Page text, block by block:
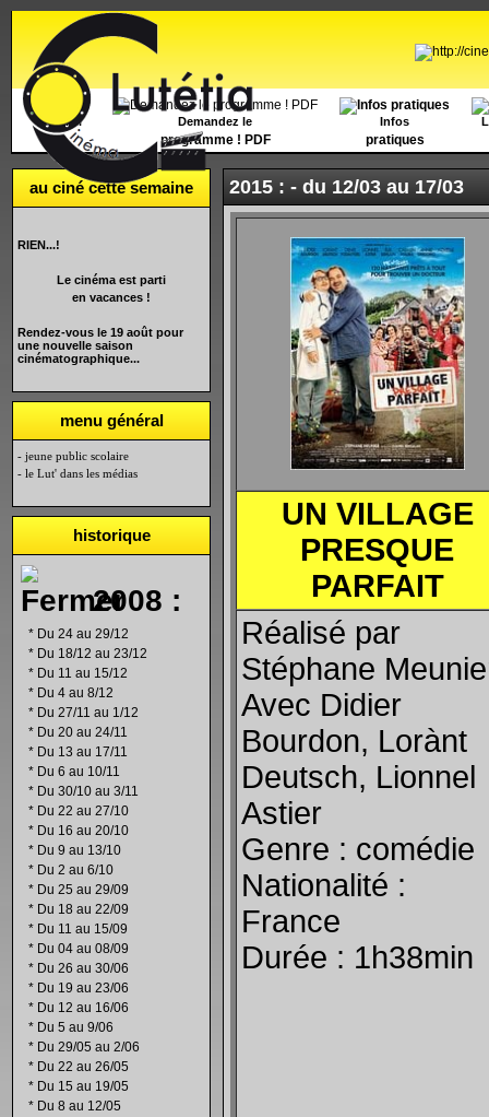
Accueil Demandez le
programme ! PDF
Infos
pratiques
au ciné cette semaine
RIEN...!
Le cinéma est parti
en vacances !
Rendez-vous le 19 août pour
une nouvelle saison
cinématographique...
menu général
- jeune public scolaire
- le Lut' dans les médias
historique
2008 :
* Du 24 au 29/12
* Du 18/12 au 23/12
* Du 11 au 15/12
* Du 4 au 8/12
* Du 27/11 au 1/12
* Du 20 au 24/11
* Du 13 au 17/11
* Du 6 au 10/11
* Du 30/10 au 3/11
* Du 22 au 27/10
* Du 16 au 20/10
* Du 9 au 13/10
* Du 2 au 6/10
* Du 25 au 29/09
* Du 18 au 22/09
* Du 11 au 15/09
* Du 04 au 08/09
* Du 26 au 30/06
* Du 19 au 23/06
* Du 12 au 16/06
* Du 5 au 9/06
* Du 29/05 au 2/06
* Du 22 au 26/05
* Du 15 au 19/05
* Du 8 au 12/05
2015 : - du 12/03 au 17/03
UN VILLAGE
PRESQUE
PARFAIT
Réalisé par
Stéphane
Avec Didier
Bourdon, Lorànt
Deutsch, Lionnel
Astier
Genre : comédie
Nationalité :
France
Durée : 1h38min